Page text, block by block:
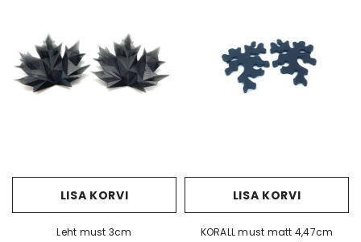
LISA KORVI
Leht must 3cm
LISA KORVI
KORALL must matt 4,47cm